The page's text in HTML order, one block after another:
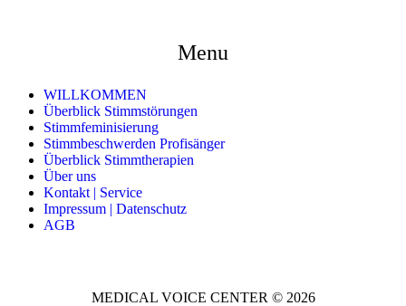
Menu
WILLKOMMEN
Überblick Stimmstörungen
Stimmfeminisierung
Stimmbeschwerden Profisänger
Überblick Stimmtherapien
Über uns
Kontakt | Service
Impressum | Datenschutz
AGB
MEDICAL VOICE CENTER © 2026